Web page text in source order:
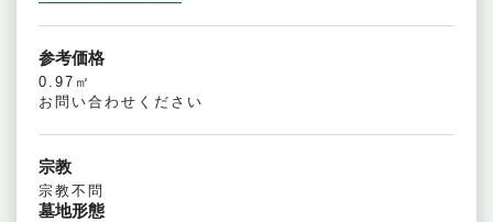
参考価格
0.97㎡
お問い合わせください
宗教
宗教不問
墓地形態